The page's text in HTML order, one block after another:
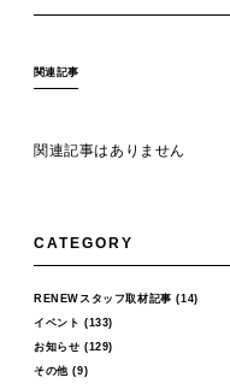
関連記事
関連記事はありません
CATEGORY
RENEWスタッフ取材記事 (14)
イベント (133)
お知らせ (129)
その他(9)